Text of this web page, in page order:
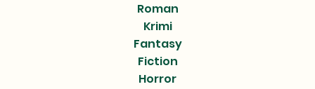
Roman
Krimi
Fantasy
Fiction
Horror